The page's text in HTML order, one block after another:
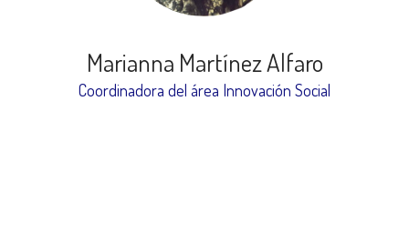
Marianna Martínez Alfaro
Coordinadora del área Innovación Social